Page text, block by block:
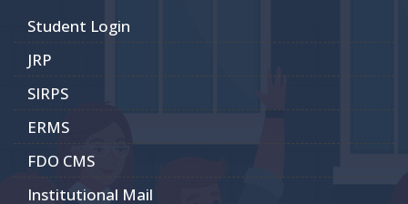
Student Login
JRP
SIRPS
ERMS
FDO CMS
Institutional Mail